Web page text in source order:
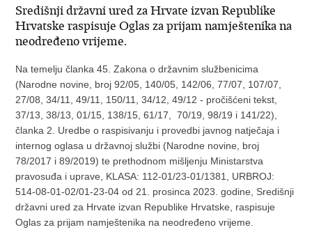
Središnji državni ured za Hrvate izvan Republike
Hrvatske raspisuje Oglas za prijam namještenika na
neodređeno vrijeme.
Na temelju članka 45. Zakona o državnim službenicima
(Narodne novine, broj 92/05, 140/05, 142/06, 77/07, 107/07,
27/08, 34/11, 49/11, 150/11, 34/12, 49/12 - pročišćeni tekst,
37/13, 38/13, 01/15, 138/15, 61/17, 70/19, 98/19 i 141/22),
članka 2. Uredbe o raspisivanju i provedbi javnog natječaja i
internog oglasa u državnoj službi (Narodne novine, broj
78/2017 i 89/2019) te prethodnom mišljenju Ministarstva
pravosuđa i uprave, KLASA: 112-01/23-01/1381, URBROJ:
514-08-01-02/01-23-04 od 21. prosinca 2023. godine, Središnji
državni ured za Hrvate izvan Republike Hrvatske, raspisuje
Oglas za prijam namještenika na neodređeno vrijeme.